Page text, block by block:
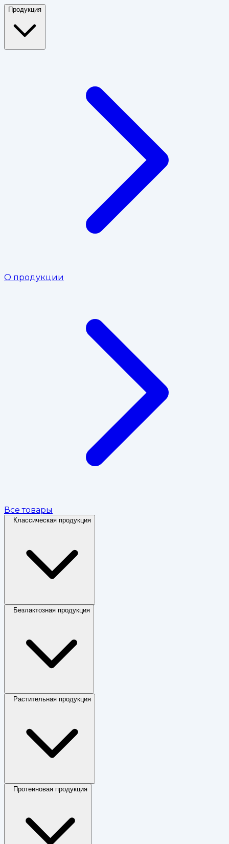
Продукция
О продукции
Все товары
Классическая продукция
Безлактозная продукция
Растительная продукция
Протеиновая продукция